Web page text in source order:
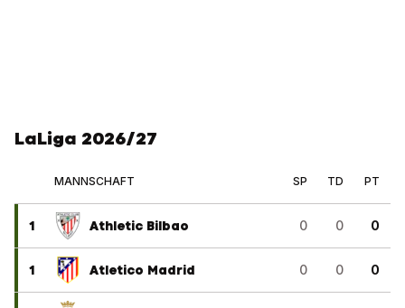
LaLiga 2026/27
MANNSCHAFT SP TD PT
1 Athletic Bilbao 0 0 0
1 Atletico Madrid 0 0 0